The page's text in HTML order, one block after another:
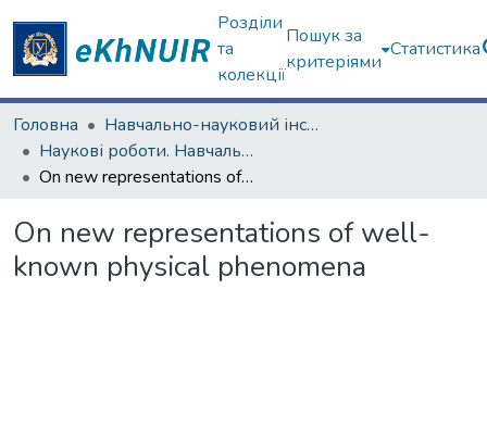
Розділи
та
колекції
Пошук за
критеріями
Статистика
Головна
Навчально-науковий інститут комп'ютерних наук та штучного інтелекту
Наукові роботи. Навчально-науковий інститут комп'ютерних наук та штучного інтелекту
On new representations of well-known physical phenomena
On new representations of well-
known physical phenomena